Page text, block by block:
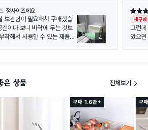
정사이즈에요
보관함이 필요해서 구매했습
이다 보니 바닥에 두는 것보
착해서 사용할 수 있는 제품을
기가 딱 맞습니다. 제가 사용하
어가고 꺼내 쓰기도 편했어요.
마감이 괜찮은 편이라 손에 걸
없었습니다. 플라스틱도 생각
4
별점 5
재구매
그런
았으
은 상품 전체보기
구매 1.6만+ 구